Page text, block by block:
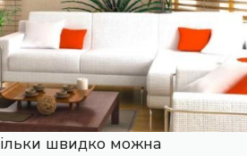
швидко можна